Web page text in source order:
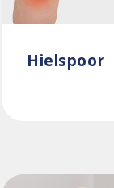
Hielspoor